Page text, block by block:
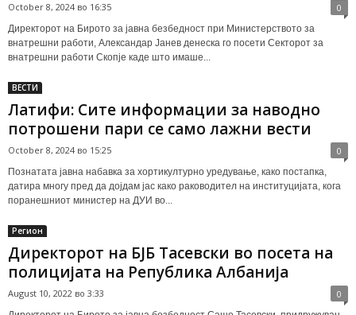
October 8, 2024 во 16:35 0
Директорот на Бирото за јавна безбедност при Министерството за
внатрешни работи, Александар Јанев денеска го посети Секторот за
внатрешни работи Скопје каде што имаше...
ВЕСТИ
Латифи: Сите информации за наводно
потрошени пари се само лажни вести
October 8, 2024 во 15:25 0
Познатата јавна набавка за хортикултурно уредување, како постапка,
датира многу пред да дојдам јас како раководител на институцијата, кога
поранешниот министер на ДУИ во...
Регион
Директорот на БЈБ Тасевски во посета на
полицијата на Република Албанија
August 10, 2022 во 3:33 0